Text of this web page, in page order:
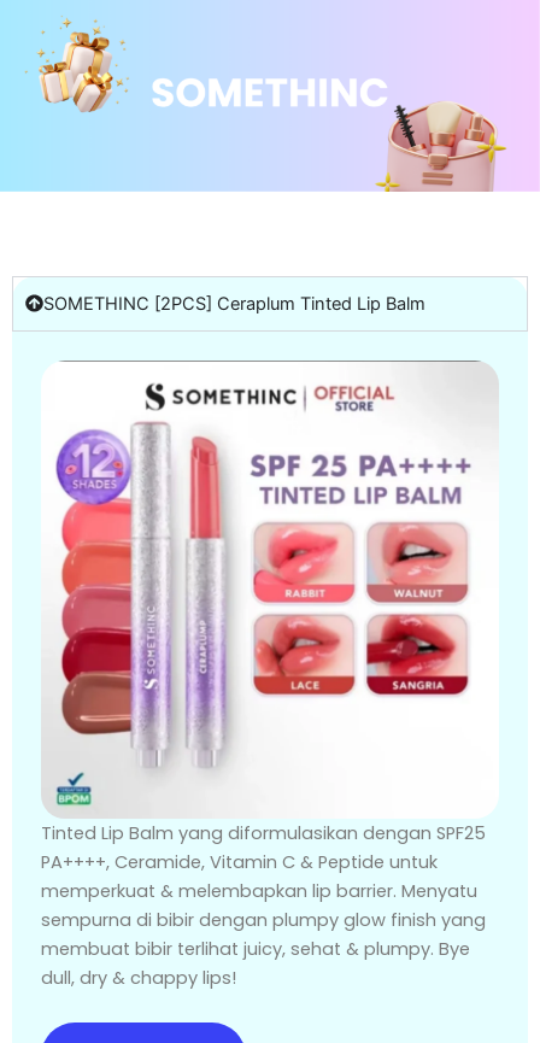
SOMETHINC [2PCS] Ceraplum Tinted Lip Balm
Tinted Lip Balm yang diformulasikan dengan SPF25
PA++++, Ceramide, Vitamin C & Peptide untuk
memperkuat & melembapkan lip barrier. Menyatu
sempurna di bibir dengan plumpy glow finish yang
membuat bibir terlihat juicy, sehat & plumpy. Bye
dull, dry & chappy lips!